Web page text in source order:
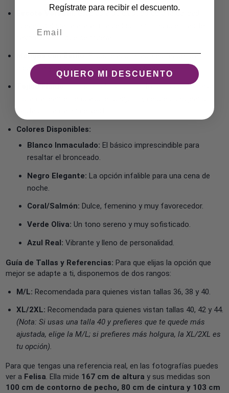
Escote Versátil:Gracias a su elástico de alta calidad,
favorezca sin que se mueva.
Mangas con Estilo:El corte abullonado es tendencia
absoluta y aporta un aire sofisticado y actual.
Tejido Fluido:Un material con un tacto sedoso que eleva
hasta un pantalón de vestir.
Colores Disponibles:
Blanco Inmaculado: El básico imprescindible para
resaltar el bronceado.
Negro Elegante: La opción infalible para una cena de
noche.
Coral/Salmón: Dulce, femenino y muy favorecedor.
Verde Oliva: Un tono sereno y muy sofisticado.
Azul Real: Vibrante y lleno de personalidad.
Guía de Tallas y Referencias: Para que elijas la opción que
mejor se adapte a ti, disponemos de dos rangos:
M/L: Recomendada para quienes vistan tallas 36, 38 y 40.
XL/2XL: Recomendada para quienes vistan tallas 40, 42 y 44.
(Nota: Si usas una talla 40 y prefieres que te quede más
ajustada, elige la M/L; si prefieres más holgura, la XL/2XL es
tu opción).
Para que tengas una referencia real, en las fotografías puedes
ver a Felisa. Ella mide 167 cm de altura y sus medidas son
100 cm de contorno de pecho, 80 cm de cintura y 103 cm
Regístrate para recibir el descuento.
QUIERO MI DESCUENTO